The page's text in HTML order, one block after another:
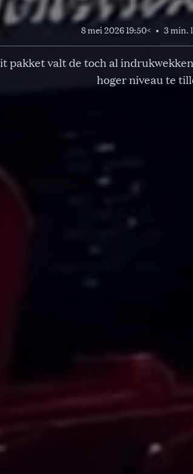
8 mei 2026 19:50< • 3 min.
pakket valt de toch al
hoger niveau te